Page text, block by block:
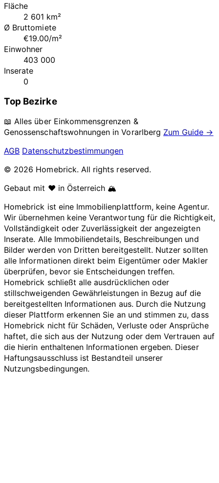
Fläche
2 601 km²
Ø Bruttomiete
€19.00/m²
Einwohner
403 000
Inserate
0
Top Bezirke
📖 Alles über Einkommensgrenzen &
Genossenschaftswohnungen inVorarlberg Zum Guide →
AGB Datenschutzbestimmungen
© 2026 Homebrick. All rights reserved.
Gebaut mit ❤️ in Österreich 🏔️
Homebrick ist eine Immobilienplattform, keine Agentur.
Wir übernehmen keine Verantwortung für die Richtigkeit,
Vollständigkeit oder Zuverlässigkeit der angezeigten
Inserate. Alle Immobiliendetails, Beschreibungen und
Bilder werden von Dritten bereitgestellt. Nutzer sollten
alle Informationen direkt beim Eigentümer oder Makler
überprüfen, bevor sie Entscheidungen treffen.
Homebrick schließt alle ausdrücklichen oder
stillschweigenden Gewährleistungen in Bezug auf die
bereitgestellten Informationen aus. Durch die Nutzung
dieser Plattform erkennen Sie an und stimmen zu, dass
Homebrick nicht für Schäden, Verluste oder Ansprüche
haftet, die sich aus der Nutzung oder dem Vertrauen auf
die hierin enthaltenen Informationen ergeben. Dieser
Haftungsausschluss ist Bestandteil unserer
Nutzungsbedingungen.